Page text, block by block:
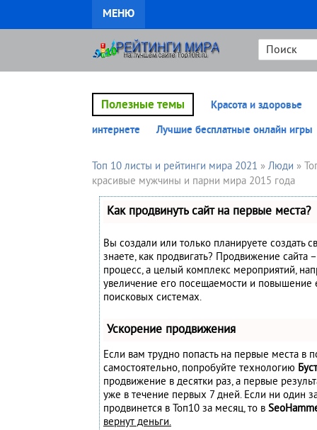
МЕНЮ
Полезные темы
Красота и здоровье
интернете
Лучшие бесплатные онлайн игры
Топ 10 листы и рейтинги мира 2021 » Люди »
красивые мужчины и парни мира 2015 года
Как продвинуть сайт на первые места?
Вы создали или только планируете создать
знаете, как продвигать? Продвижение сайта
процесс, а целый комплекс мероприятий,
увеличение его посещаемости и повышение
поисковых системах.
Ускорение продвижения
Если вам трудно попасть на первые места в
самостоятельно, попробуйте технологию Буст
продвижение в десятки раз, а первые
уже в течение первых 7 дней. Если ни один
продвинется в Топ10 за месяц, то в
вернут деньги.